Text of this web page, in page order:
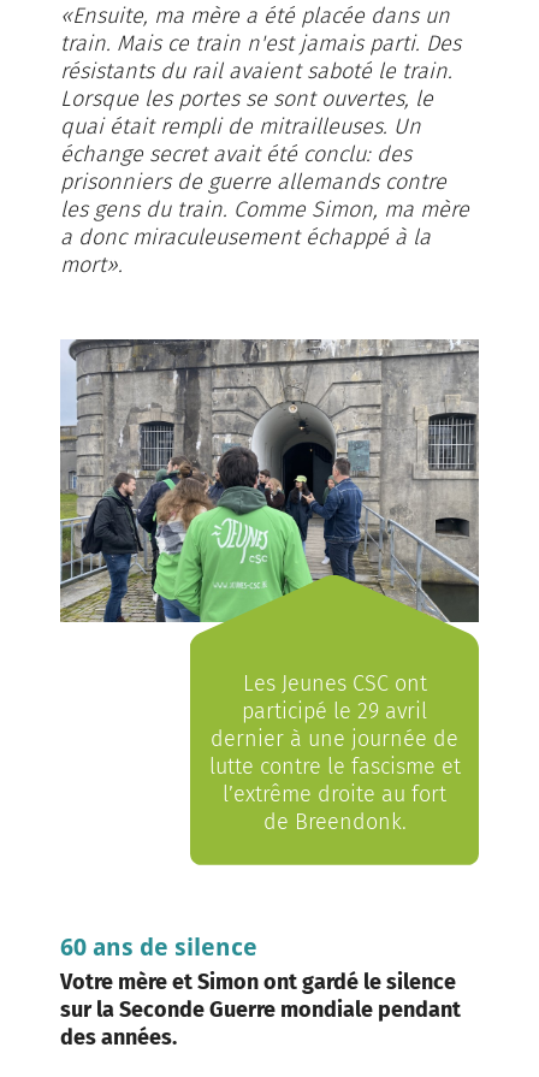
«Ensuite, ma mère a été placée dans un
train. Mais ce train n'est jamais parti. Des
résistants du rail avaient saboté le train.
Lorsque les portes se sont ouvertes, le
quai était rempli de mitrailleuses. Un
échange secret avait été conclu: des
prisonniers de guerre allemands contre
les gens du train. Comme Simon, ma mère
a donc miraculeusement échappé à la
mort».
Les Jeunes CSC ont
participé le 29 avril
dernier à une journée de
lutte contre le fascisme et
l’extrême droite au fort
de Breendonk.
60 ans de silence
Votre mère et Simon ont gardé le silence
sur la Seconde Guerre mondiale pendant
des années.